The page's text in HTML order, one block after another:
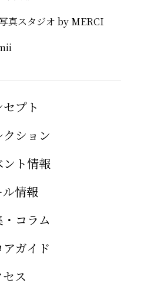
真スタジオ by MERCI
セプト
クション
ント情報
ル情報
コラム
アガイド
セス